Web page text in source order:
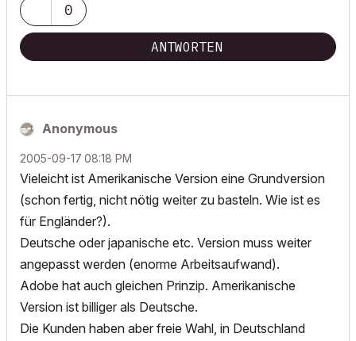
0
ANTWORTEN
Anonymous
‎2005-09-17 08:18 PM
Vieleicht ist Amerikanische Version eine Grundversion
(schon fertig, nicht nötig weiter zu basteln. Wie ist es
für Engländer?).
Deutsche oder japanische etc. Version muss weiter
angepasst werden (enorme Arbeitsaufwand).
Adobe hat auch gleichen Prinzip. Amerikanische
Version ist billiger als Deutsche.
Die Kunden haben aber freie Wahl, in Deutschland